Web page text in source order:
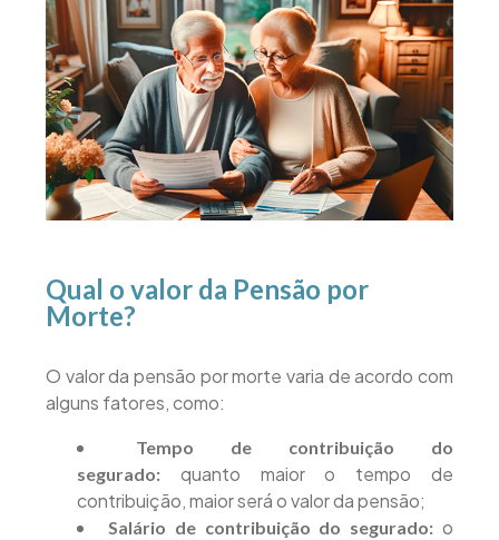
Qual o valor da Pensão por
Morte?
O valor da pensão por morte varia de acordo com
alguns fatores, como:
Tempo de contribuição do
segurado: quanto maior o tempo de
contribuição, maior será o valor da pensão;
Salário de contribuição do segurado: o